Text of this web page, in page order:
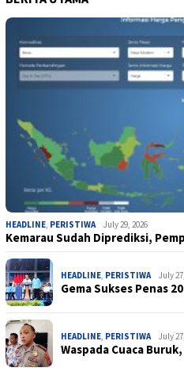
HEADLINE PERISTIWA July 29, 2026
Kemarau Sudah Diprediksi,
HEADLINE PERISTIWA July
Gema Sukses Penas
HEADLINE PERISTIWA July
Waspada Cuaca